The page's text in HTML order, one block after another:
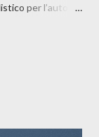
per l’autore
espressiva che